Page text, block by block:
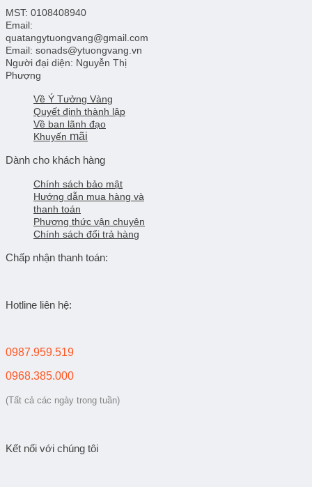
MST: 0108408940
Email:
quatangytuongvang@gmail.com
Email: sonads@ytuongvang.vn
Người đại diện: Nguyễn Thị
Phượng
Về Ý Tưởng Vàng
Quyết định thành lập
Về ban lãnh đạo
Khuyến mãi
Dành cho khách hàng
Chính sách bảo mật
Hướng dẫn mua hàng và
thanh toán
Phương thức vận chuyên
Chính sách đổi trả hàng
Chấp nhận thanh toán:
Hotline liên hệ:
0987.959.519
0968.385.000
(Tất cả các ngày trong tuần)
Kết nối với chúng tôi